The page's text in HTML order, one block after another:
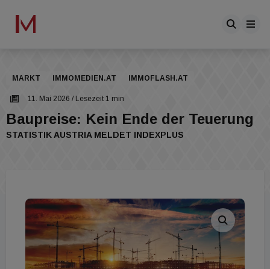
MARKT IMMOMEDIEN.AT IMMOFLASH.AT
11. Mai 2026 / Lesezeit 1 min
Baupreise: Kein Ende der Teuerung
STATISTIK AUSTRIA MELDET INDEXPLUS